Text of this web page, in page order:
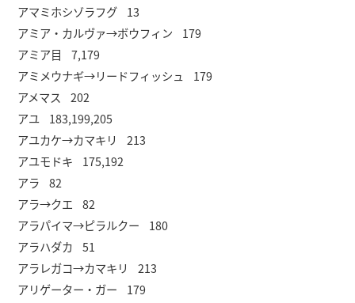
アマミホシゾラフグ 13
アミア・カルヴァ→ボウフィン 179
アミア目 7,179
アミメウナギ→リードフィッシュ 179
アメマス 202
アユ 183,199,205
アユカケ→カマキリ 213
アユモドキ 175,192
アラ 82
アラ→クエ 82
アラパイマ→ピラルクー 180
アラハダカ 51
アラレガコ→カマキリ 213
アリゲーター・ガー 179